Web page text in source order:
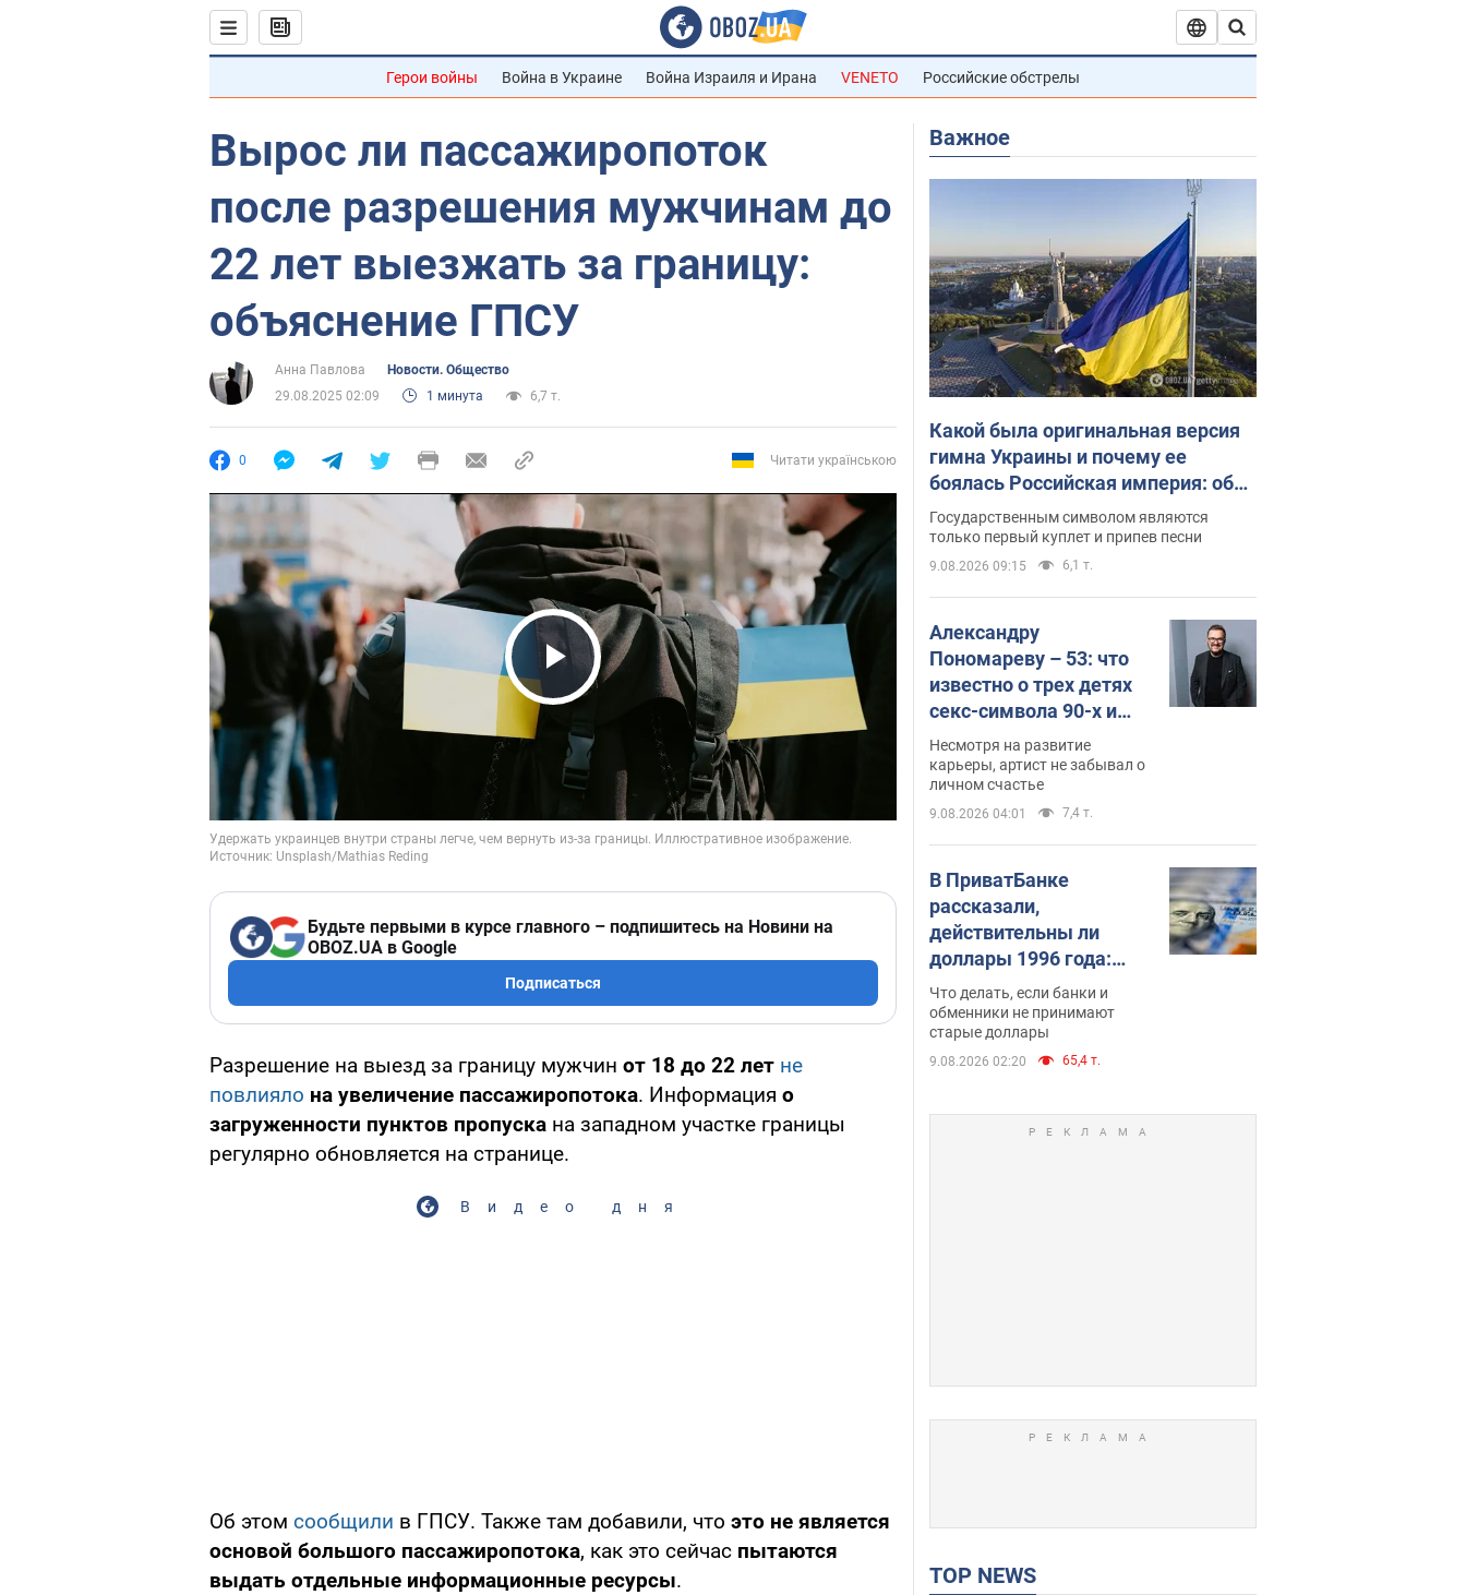
Герои войны Война в Украине Война Израиля и Ирана VENETO Российские обстрелы
Вырос ли пассажиропоток
после разрешения мужчинам до
22 лет выезжать за границу:
объяснение ГПСУ
Анна Павлова
Новости. Общество
29.08.2025 02:09
1 минута 6,7 т.
0 Читати українською
Play Video
Будьте первыми в курсе главного – подпишитесь на Новини на
OBOZ.UA в Google
Подписаться
Разрешение на выезд за границу мужчин от 18 до 22 лет не
повлияло на увеличение пассажиропотока. Информация о
загруженности пунктов пропуска на западном участке границы
регулярно обновляется на странице.
Видео дня
Об этом сообщили в ГПСУ. Также там добавили, что это не является
основой большого пассажиропотока, как это сейчас пытаются
выдать отдельные информационные ресурсы.
Важное
Какой была оригинальная версия
гимна Украины и почему ее
боялась Российская империя: об
этом не рассказывают в школе
Государственным символом являются
только первый куплет и припев песни
9.08.2026 09:15 6,1 т.
Александру
Пономареву – 53: что
известно о трех детях
секс-символа 90-х и
как они выглядят
Несмотря на развитие
карьеры, артист не забывал о
личном счастье
9.08.2026 04:01 7,4 т.
В ПриватБанке
рассказали,
действительны ли
доллары 1996 года:
принимают ли
обменники и банки
такие купюры
Что делать, если банки и
обменники не принимают
старые доллары
9.08.2026 02:20 65,4 т.
TOP NEWS